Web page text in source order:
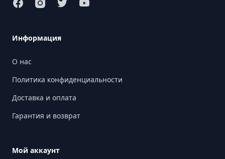
Информация
О нас
Политика конфиденциальности
Доставка и оплата
Гарантия и возврат
Мой аккаунт